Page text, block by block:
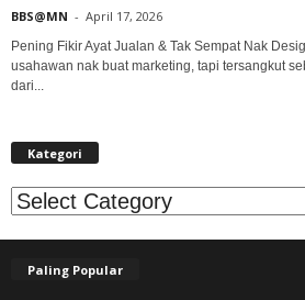
BBS@MN - April 17, 2026
Pening Fikir Ayat Jualan & Tak Sempat Nak
usahawan nak buat marketing, tapi tersangkut
dari...
Kategori
Kategori
Paling Popular